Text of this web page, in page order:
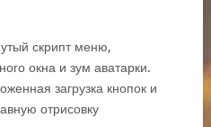
скрипт меню,
окна и зум аватарки.
загрузка кнопок и
отрисовку